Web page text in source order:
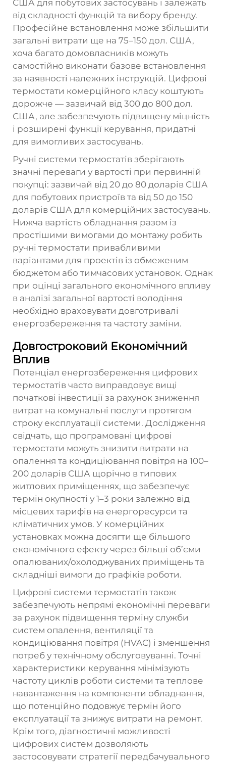
США для побутових застосувань і залежать
від складності функцій та вибору бренду.
Професійне встановлення може збільшити
загальні витрати ще на 75–150 дол. США,
хоча багато домовласників можуть
самостійно виконати базове встановлення
за наявності належних інструкцій. Цифрові
термостати комерційного класу коштують
дорожче — зазвичай від 300 до 800 дол.
США, але забезпечують підвищену міцність
і розширені функції керування, придатні
для вимогливих застосувань.
Ручні системи термостатів зберігають
значні переваги у вартості при первинній
покупці: зазвичай від 20 до 80 доларів США
для побутових пристроїв та від 50 до 150
доларів США для комерційних застосувань.
Нижча вартість обладнання разом із
простішими вимогами до монтажу робить
ручні термостати привабливими
варіантами для проектів із обмеженим
бюджетом або тимчасових установок. Однак
при оцінці загального економічного впливу
в аналізі загальної вартості володіння
необхідно враховувати довготривалі
енергозбереження та частоту заміни.
Довгостроковий Економічний
Вплив
Потенціал енергозбереження цифрових
термостатів часто виправдовує вищі
початкові інвестиції за рахунок зниження
витрат на комунальні послуги протягом
строку експлуатації системи. Дослідження
свідчать, що програмовані цифрові
термостати можуть знизити витрати на
опалення та кондиціювання повітря на 100–
200 доларів США щорічно в типових
житлових приміщеннях, що забезпечує
термін окупності у 1–3 роки залежно від
місцевих тарифів на енергоресурси та
кліматичних умов. У комерційних
установках можна досягти ще більшого
економічного ефекту через більші об’єми
опалюваних/охолоджуваних приміщень та
складніші вимоги до графіків роботи.
Цифрові системи термостатів також
забезпечують непрямі економічні переваги
за рахунок підвищення терміну служби
систем опалення, вентиляції та
кондиціювання повітря (HVAC) і зменшення
потреб у технічному обслуговуванні. Точні
характеристики керування мінімізують
частоту циклів роботи системи та теплове
навантаження на компоненти обладнання,
що потенційно подовжує термін його
експлуатації та знижує витрати на ремонт.
Крім того, діагностичні можливості
цифрових систем дозволяють
застосовувати стратегії передбачувального